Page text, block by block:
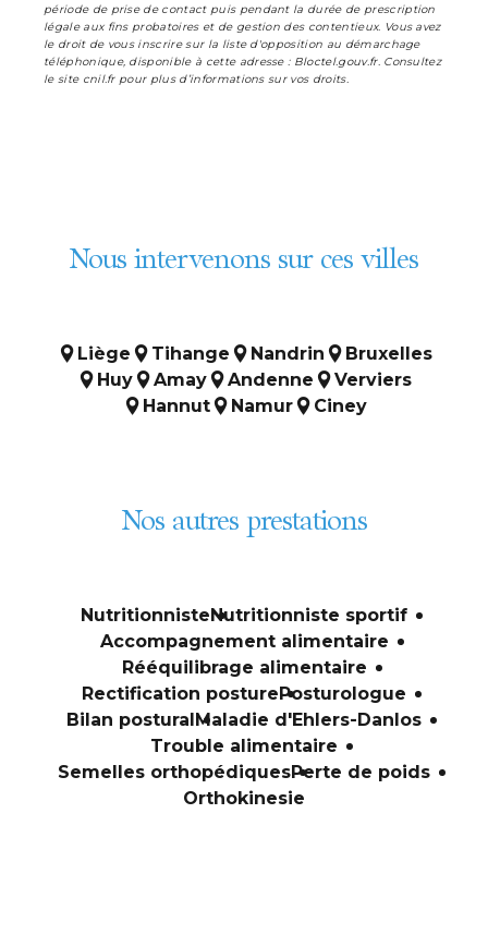
période de prise de contact puis pendant la durée de prescription
légale aux fins probatoires et de gestion des contentieux. Vous avez
le droit de vous inscrire sur la liste d'opposition au démarchage
téléphonique, disponible à cette adresse : Bloctel.gouv.fr. Consultez
le site cnil.fr pour plus d’informations sur vos droits.
Nous intervenons sur ces villes
Liège Tihange Nandrin
Bruxelles
Huy
Amay Andenne
Verviers
Hannut
Namur Ciney
Nos autres prestations
NutritionnisteNutritionniste sportif
Accompagnement alimentaire
Rééquilibrage alimentaire
Rectification posturePosturologue
Bilan posturalMaladie d'Ehlers-Danlos
Trouble alimentaire
Semelles orthopédiquesPerte de poids
Orthokinesie